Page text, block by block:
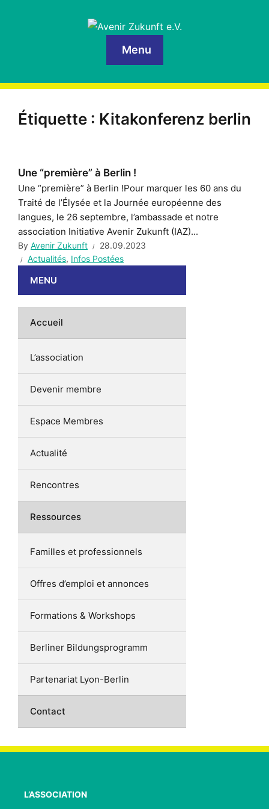
Menu
Étiquette : Kitakonferenz berlin
Une “première” à Berlin !
Une “première” à Berlin !Pour marquer les 60 ans du
Traité de l’Élysée et la Journée européenne des
langues, le 26 septembre, l’ambassade et notre
association Initiative Avenir Zukunft (IAZ)...
By Avenir Zukunft
28.09.2023
Actualités, Infos Postées
MENU
Accueil
L’association
Devenir membre
Espace Membres
Actualité
Rencontres
Ressources
Familles et professionnels
Offres d’emploi et annonces
Formations & Workshops
Berliner Bildungsprogramm
Partenariat Lyon-Berlin
Contact
L’ASSOCIATION